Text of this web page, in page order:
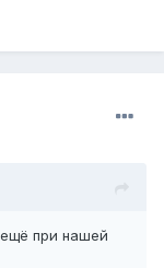
при нашей